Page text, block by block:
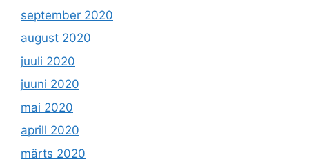
september 2020
august 2020
juuli 2020
juuni 2020
mai 2020
aprill 2020
märts 2020